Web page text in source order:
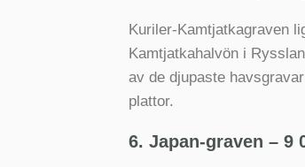
Kuriler-Kamtjatkagraven
Kamtjatkahalvön i
av de djupaste
plattor.
6. Japan-graven – 9